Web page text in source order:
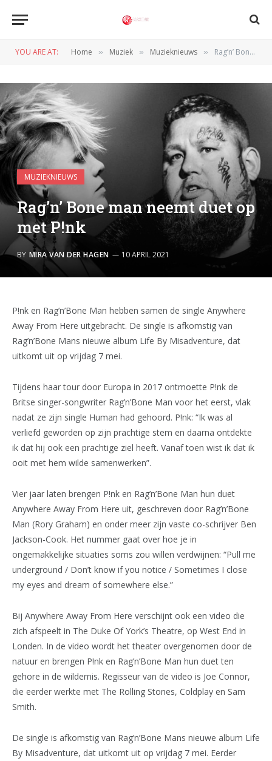
YOU ARE AT: Home » Muziek » Muzieknieuws » Rag’n’ Bone man neemt duet op met P!nk
MUZIEKNIEUWS
Rag’n’ Bone man neemt duet op
met P!nk
BY MIRA VAN DER HAGEN 10 APRIL 2021
P!nk en Rag’n’Bone Man hebben samen de single Anywhere
Away From Here uitgebracht. De single is afkomstig van
Rag’n’Bone Mans nieuwe album Life By Misadventure, dat
uitkomt uit op vrijdag 7 mei.
Tijdens haar tour door Europa in 2017 ontmoette P!nk de
Britse singer-songwriter Rag’n’Bone Man voor het eerst, vlak
nadat ze zijn single Human had gehoord. P!nk: “Ik was al
verliefd geworden op zijn prachtige stem en daarna ontdekte
ik dat hij ook een prachtige ziel heeft. Vanaf toen wist ik dat ik
ooit met hem wilde samenwerken”.
Vier jaar laten brengen P!nk en Rag’n’Bone Man hun duet
Anywhere Away From Here uit, geschreven door Rag’n’Bone
Man (Rory Graham) en onder meer zijn vaste co-schrijver Ben
Jackson-Cook. Het nummer gaat over hoe je in
ongemakkelijke situaties soms zou willen verdwijnen: “Pull me
underground / Don’t know if you notice / Sometimes I close
my eyes and dream of somewhere else.”
Bij Anywhere Away From Here verschijnt ook een video die
zich afspeelt in The Duke Of York’s Theatre, op West End in
Londen. In de video wordt het theater overgenomen door de
natuur en brengen P!nk en Rag’n’Bone Man hun duet ten
gehore in de wildernis. Regisseur van de video is Joe Connor,
die eerder werkte met The Rolling Stones, Coldplay en Sam
Smith.
De single is afkomstig van Rag’n’Bone Mans nieuwe album Life
By Misadventure, dat uitkomt uit op vrijdag 7 mei. Eerder